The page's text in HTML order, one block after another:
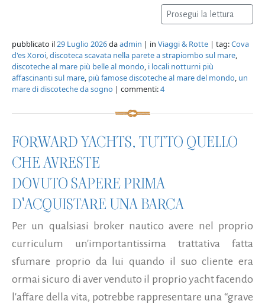
Prosegui la lettura
pubblicato il29 Luglio 2026daadmin | in Viaggi & Rotte | tag:Cova
d'es Xoroi,discoteca scavata nella parete a strapiombo sul mare,
discoteche al mare più belle al mondo, i locali notturni più
affascinanti sul mare, più famose discoteche al mare del mondo, un
mare di discoteche da sogno | commenti:4
FORWARD YACHTS, TUTTO QUELLO
CHE AVRESTE
DOVUTO SAPERE PRIMA
D'ACQUISTARE UNA BARCA
Per un qualsiasi broker nautico avere nel proprio
curriculum un'importantissima trattativa fatta
sfumare proprio da lui quando il suo cliente era
ormai sicuro di aver venduto il proprio yacht facendo
l'affare della vita, potrebbe rappresentare una “grave